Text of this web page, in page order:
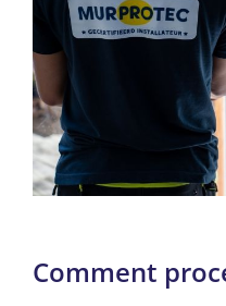
Comment